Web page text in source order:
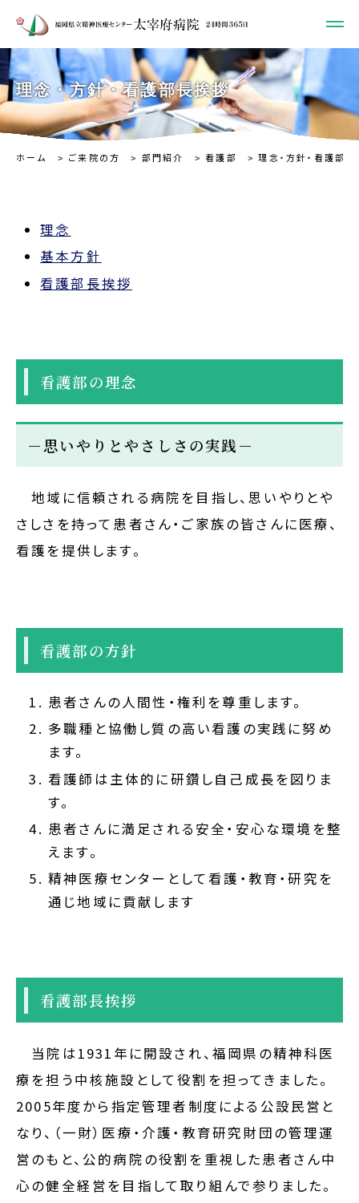
理念・方針・看護部長挨拶
ホーム ご来院の方 部門紹介 看護部 理念・方針・看護部
理念
基本方針
看護部長挨拶
看護部の理念
－思いやりとやさしさの実践－
地域に信頼される病院を目指し、思いやりとや
さしさを持って患者さん・ご家族の皆さんに医療、
看護を提供します。
看護部の方針
患者さんの人間性・権利を尊重します。
多職種と協働し質の高い看護の実践に努め
ます。
看護師は主体的に研鑽し自己成長を図りま
す。
患者さんに満足される安全・安心な環境を整
えます。
精神医療センターとして看護・教育・研究を
通じ地域に貢献します
看護部長挨拶
当院は1931年に開設され、福岡県の精神科医
療を担う中核施設として役割を担ってきました。
2005年度から指定管理者制度による公設民営と
なり、（一財）医療・介護・教育研究財団の管理運
営のもと、公的病院の役割を重視した患者さん中
心の健全経営を目指して取り組んで参りました。